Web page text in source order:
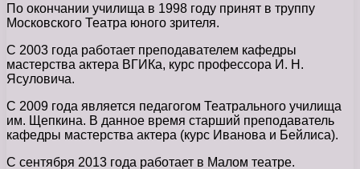
По окончании училища в 1998 году принят в труппу
Московского Театра юного зрителя.
С 2003 года работает преподавателем кафедры
мастерства актера ВГИКа, курс профессора И. Н.
Ясуловича.
С 2009 года является педагогом Театрального училища
им. Щепкина. В данное время старший преподаватель
кафедры мастерства актера (курс Иванова и Бейлиса).
С сентября 2013 года работает в Малом театре.